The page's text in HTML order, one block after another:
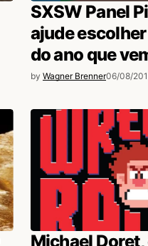
SXSW Panel
ajude
do ano que
by Wagner Brenner06/08/
Michael